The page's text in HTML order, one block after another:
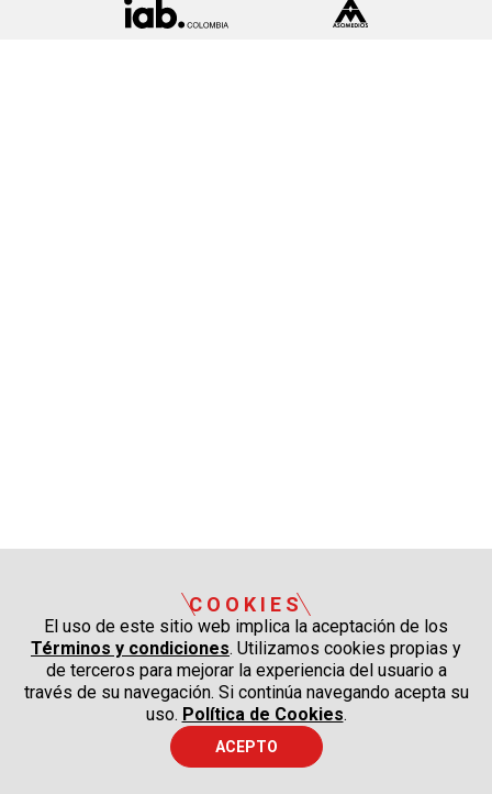
COOKIES
El uso de este sitio web implica la aceptación de los
Términos y condiciones. Utilizamos cookies propias y
de terceros para mejorar la experiencia del usuario a
través de su navegación. Si continúa navegando acepta su
uso. Política de Cookies.
ACEPTO